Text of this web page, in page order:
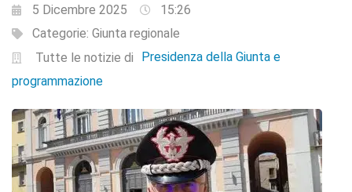
5 Dicembre 2025
15:26
Categorie: Giunta regionale
Tutte le notizie di
Presidenza della Giunta e
programmazione